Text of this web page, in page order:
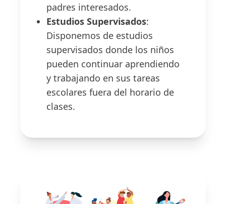
padres interesados.
Estudios Supervisados:
Disponemos de estudios
supervisados donde los niños
pueden continuar aprendiendo
y trabajando en sus tareas
escolares fuera del horario de
clases.